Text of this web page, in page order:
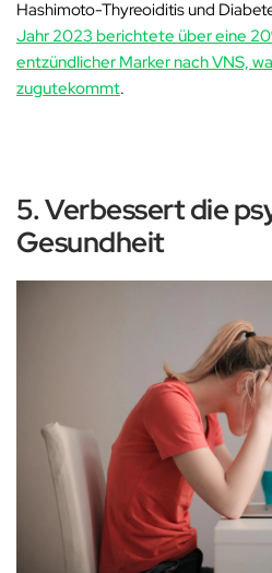
Hashimoto-Thyreoiditis und
Jahr 2023 berichtete über eine
entzündlicher Marker nach VNS,
zugutekommt.
5. Verbessert die
Gesundheit